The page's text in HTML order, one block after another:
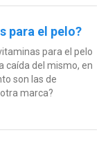
para el pelo?
para el pelo
caída del mismo, en
son las de
marca?